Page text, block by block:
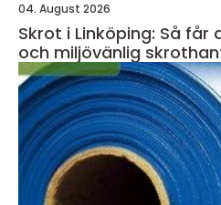
04. August 2026
Skrot i Linköping: Så får
och miljövänlig